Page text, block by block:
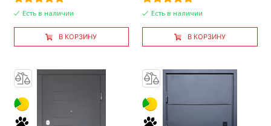
Есть в наличии
В КОРЗИНУ
Есть в наличии
В КОРЗИНУ